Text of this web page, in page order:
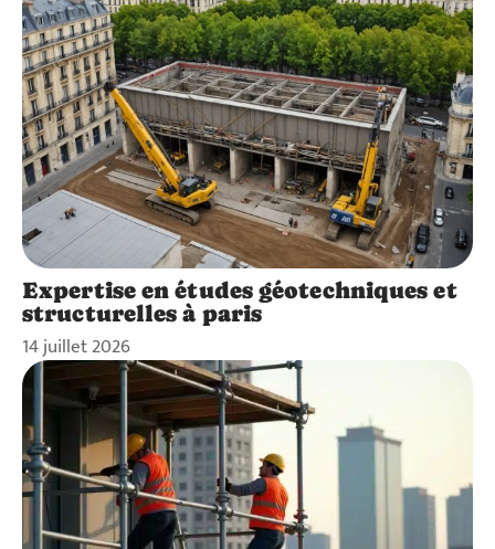
Expertise en études géotechniques et
structurelles à paris
14 juillet 2026